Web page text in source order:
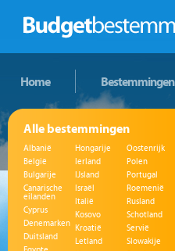
Home Bestemmingen
Alle bestemmingen
Albanië
België
Bulgarije
Canarische
eilanden
Cyprus
Denemarken
Duitsland
Hongarije
Ierland
IJsland
Israël
Italië
Kosovo
Kroatië
Letland
Oostenrijk
Polen
Portugal
Roemenië
Rusland
Schotland
Servië
Slowakije